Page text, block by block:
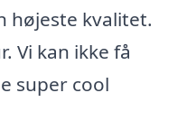
højeste kvalitet.
Vi kan ikke få
super cool